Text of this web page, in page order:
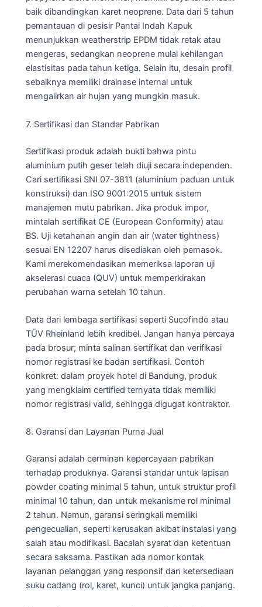
baik dibandingkan karet neoprene. Data dari 5 tahun
pemantauan di pesisir Pantai Indah Kapuk
menunjukkan weatherstrip EPDM tidak retak atau
mengeras, sedangkan neoprene mulai kehilangan
elastisitas pada tahun ketiga. Selain itu, desain profil
sebaiknya memiliki drainase internal untuk
mengalirkan air hujan yang mungkin masuk.
7. Sertifikasi dan Standar Pabrikan
Sertifikasi produk adalah bukti bahwa pintu
aluminium putih geser telah diuji secara independen.
Cari sertifikasi SNI 07-3811 (aluminium paduan untuk
konstruksi) dan ISO 9001:2015 untuk sistem
manajemen mutu pabrikan. Jika produk impor,
mintalah sertifikat CE (European Conformity) atau
BS. Uji ketahanan angin dan air (water tightness)
sesuai EN 12207 harus disediakan oleh pemasok.
Kami merekomendasikan memeriksa laporan uji
akselerasi cuaca (QUV) untuk memperkirakan
perubahan warna setelah 10 tahun.
Data dari lembaga sertifikasi seperti Sucofindo atau
TÜV Rheinland lebih kredibel. Jangan hanya percaya
pada brosur; minta salinan sertifikat dan verifikasi
nomor registrasi ke badan sertifikasi. Contoh
konkret: dalam proyek hotel di Bandung, produk
yang mengklaim certified ternyata tidak memiliki
nomor registrasi valid, sehingga digugat kontraktor.
8. Garansi dan Layanan Purna Jual
Garansi adalah cerminan kepercayaan pabrikan
terhadap produknya. Garansi standar untuk lapisan
powder coating minimal 5 tahun, untuk struktur profil
minimal 10 tahun, dan untuk mekanisme rol minimal
2 tahun. Namun, garansi seringkali memiliki
pengecualian, seperti kerusakan akibat instalasi yang
salah atau modifikasi. Bacalah syarat dan ketentuan
secara saksama. Pastikan ada nomor kontak
layanan pelanggan yang responsif dan ketersediaan
suku cadang (rol, karet, kunci) untuk jangka panjang.